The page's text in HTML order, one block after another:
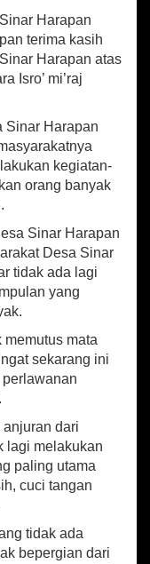
Harapan
terima kasih
Harapan atas
Isro’ mi’raj
Sinar Harapan
kegiatan-
orang banyak
Sinar Harapan
Desa Sinar
tidak ada lagi
yang
memutus mata
sekarang ini
dari
lagi melakukan
paling utama
cuci tangan
tidak ada
bepergian dari